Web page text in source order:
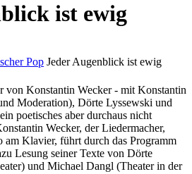
ist ewig
Pop Jeder Augenblick ist ewig
von Konstantin Wecker - mit Konstantin
Moderation), Dörte Lyssewski und
poetisches aber durchaus nicht
Wecker, der Liedermacher,
Klavier, führt durch das Programm
Lesung seiner Texte von Dörte
und Michael Dangl (Theater in der